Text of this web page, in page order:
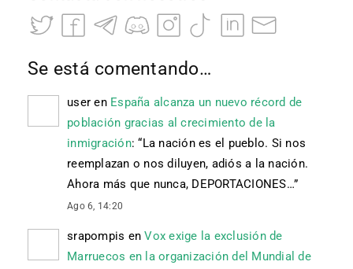
Se está comentando…
user en España alcanza un nuevo récord de
población gracias al crecimiento de la
inmigración: “La nación es el pueblo. Si nos
reemplazan o nos diluyen, adiós a la nación.
Ahora más que nunca, DEPORTACIONES…”
Ago 6, 14:20
srapompis enVox exige la exclusión de
Marruecos en la organización del Mundial de